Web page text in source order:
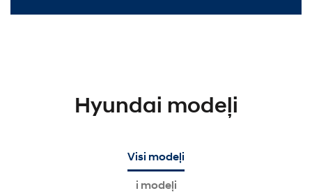
Hyundai modeļi
Visi modeļi
i modeļi